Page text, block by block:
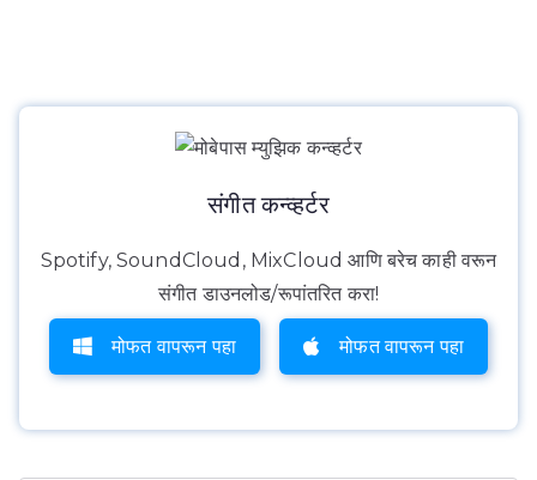
संगीत कन्व्हर्टर
Spotify, SoundCloud, MixCloud आणि बरेच काही वरून
संगीत डाउनलोड/रूपांतरित करा!
मोफत वापरून पहा मोफत वापरून पहा